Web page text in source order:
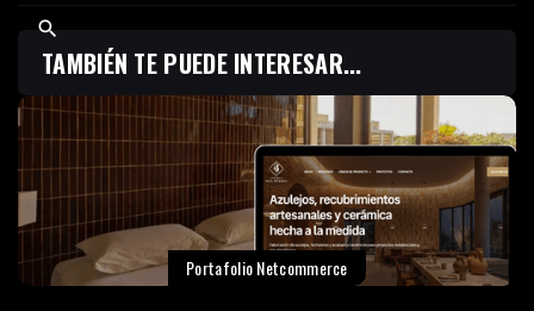
TAMBIÉN TE PUEDE INTERESAR...
Portafolio Netcommerce